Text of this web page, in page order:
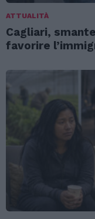
ATTUALITÀ
Cagliari,
favorire